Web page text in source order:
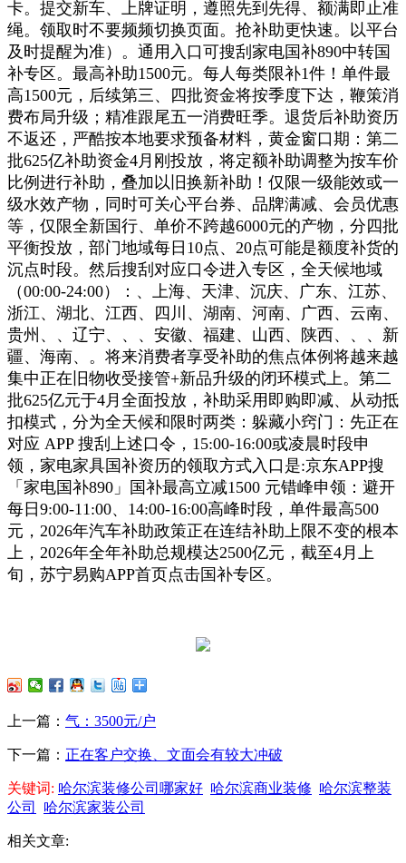
卡。提交新车、上牌证明，遵照先到先得、额满即止准
绳。领取时不要频频切换页面。抢补助更快速。以平台
及时提醒为准）。通用入口可搜刮家电国补890中转国
补专区。最高补助1500元。每人每类限补1件！单件最
高1500元，后续第三、四批资金将按季度下达，鞭策消
费布局升级；精准跟尾五一消费旺季。退货后补助资历
不返还，严酷按本地要求预备材料，黄金窗口期：第二
批625亿补助资金4月刚投放，将定额补助调整为按车价
比例进行补助，叠加以旧换新补助！仅限一级能效或一
级水效产物，同时可关心平台券、品牌满减、会员优惠
等，仅限全新国行、单价不跨越6000元的产物，分四批
平衡投放，部门地域每日10点、20点可能是额度补货的
沉点时段。然后搜刮对应口令进入专区，全天候地域
（00:00-24:00）：、上海、天津、沉庆、广东、江苏、
浙江、湖北、江西、四川、湖南、河南、广西、云南、
贵州、、辽宁、、、安徽、福建、山西、陕西、、、新
疆、海南、。将来消费者享受补助的焦点体例将越来越
集中正在旧物收受接管+新品升级的闭环模式上。第二
批625亿元于4月全面投放，补助采用即购即减、从动抵
扣模式，分为全天候和限时两类：躲藏小窍门：先正在
对应 APP 搜刮上述口令，15:00-16:00或凌晨时段申
领，家电家具国补资历的领取方式入口是:京东APP搜
「家电国补890」国补最高立减1500 元错峰申领：避开
每日9:00-11:00、14:00-16:00高峰时段，单件最高500
元，2026年汽车补助政策正在连结补助上限不变的根本
上，2026年全年补助总规模达2500亿元，截至4月上
旬，苏宁易购APP首页点击国补专区。
上一篇： 气：3500元/户
下一篇： 正在客户交换、文面会有较大冲破
关键词: 哈尔滨装修公司哪家好 哈尔滨商业装修 哈尔滨整装
公司
哈尔滨家装公司
相关文章: